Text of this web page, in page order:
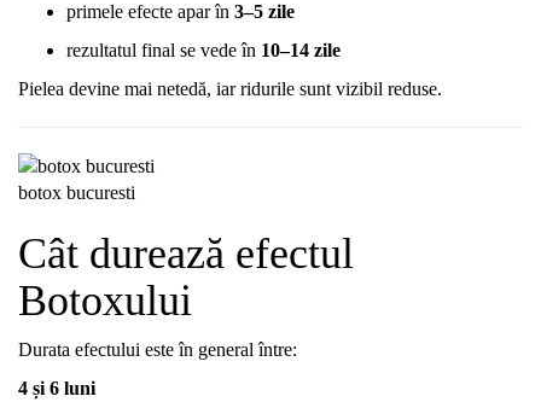
primele efecte aparîn 3–5 zile
rezultatul final se vedeîn 10–14 zile
Pielea devine mai netedă, iarridurile sunt vizibil reduse.
botox bucuresti
Cât durează efectul
Botoxului
Durata efectului esteîn generalîntre:
4 și 6 luni